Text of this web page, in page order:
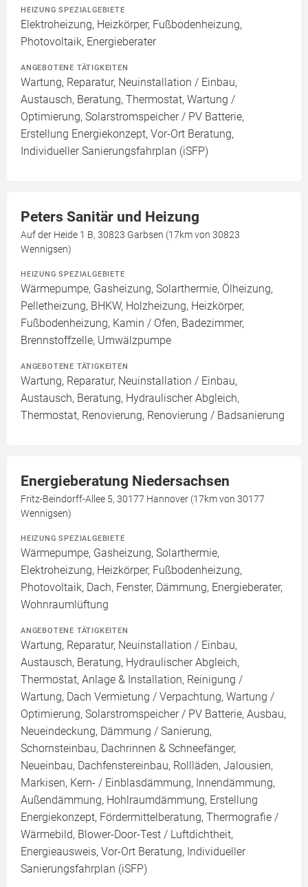
HEIZUNG SPEZIALGEBIETE
Elektroheizung, Heizkörper, Fußbodenheizung,
Photovoltaik, Energieberater
ANGEBOTENE TÄTIGKEITEN
Wartung, Reparatur, Neuinstallation / Einbau,
Austausch, Beratung, Thermostat, Wartung /
Optimierung, Solarstromspeicher / PV Batterie,
Erstellung Energiekonzept, Vor-Ort Beratung,
Individueller Sanierungsfahrplan (iSFP)
Peters Sanitär und Heizung
Auf der Heide 1 B, 30823 Garbsen (17km von 30823
Wennigsen)
HEIZUNG SPEZIALGEBIETE
Wärmepumpe, Gasheizung, Solarthermie, Ölheizung,
Pelletheizung, BHKW, Holzheizung, Heizkörper,
Fußbodenheizung, Kamin / Ofen, Badezimmer,
Brennstoffzelle, Umwälzpumpe
ANGEBOTENE TÄTIGKEITEN
Wartung, Reparatur, Neuinstallation / Einbau,
Austausch, Beratung, Hydraulischer Abgleich,
Thermostat, Renovierung, Renovierung / Badsanierung
Energieberatung Niedersachsen
Fritz-Beindorff-Allee 5, 30177 Hannover (17km von 30177
Wennigsen)
HEIZUNG SPEZIALGEBIETE
Wärmepumpe, Gasheizung, Solarthermie,
Elektroheizung, Heizkörper, Fußbodenheizung,
Photovoltaik, Dach, Fenster, Dämmung, Energieberater,
Wohnraumlüftung
ANGEBOTENE TÄTIGKEITEN
Wartung, Reparatur, Neuinstallation / Einbau,
Austausch, Beratung, Hydraulischer Abgleich,
Thermostat, Anlage & Installation, Reinigung /
Wartung, Dach Vermietung / Verpachtung, Wartung /
Optimierung, Solarstromspeicher / PV Batterie, Ausbau,
Neueindeckung, Dämmung / Sanierung,
Schornsteinbau, Dachrinnen & Schneefänger,
Neueinbau, Dachfenstereinbau, Rollläden, Jalousien,
Markisen, Kern- / Einblasdämmung, Innendämmung,
Außendämmung, Hohlraumdämmung, Erstellung
Energiekonzept, Fördermittelberatung, Thermografie /
Wärmebild, Blower-Door-Test / Luftdichtheit,
Energieausweis, Vor-Ort Beratung, Individueller
Sanierungsfahrplan (iSFP)